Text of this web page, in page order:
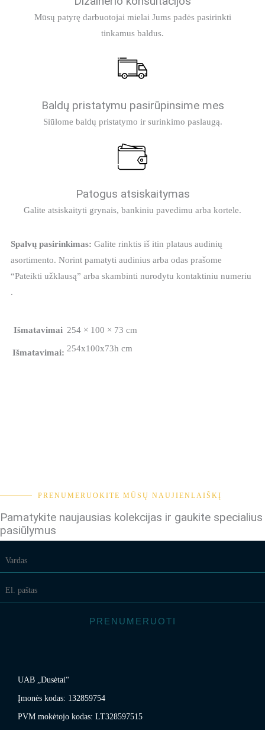
Mūsų patyrę darbuotojai mielai Jums padės pasirinkti
tinkamus baldus.
Baldų pristatymu pasirūpinsime mes
Siūlome baldų pristatymo ir surinkimo paslaugą.
Patogus atsiskaitymas
Galite atsiskaityti grynais, bankiniu pavedimu arba kortele.
Spalvų pasirinkimas: Galite rinktis iš itin plataus audinių
asortimento. Norint pamatyti audinius arba odas prašome
“Pateikti užklausą” arba skambinti nurodytu kontaktiniu numeriu
.
Išmatavimai 254 × 100 × 73 cm
Išmatavimai: 254x100x73h cm
PRENUMERUOKITE MŪSŲ NAUJIENLAIŠKĮ
Pamatykite naujausias kolekcijas ir gaukite specialius
pasiūlymus
PRENUMERUOTI
UAB „Dusėtai“
Įmonės kodas: 132859754
PVM mokėtojo kodas: LT328597515